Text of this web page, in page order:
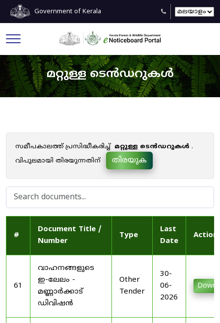
Government of Kerala
മറ്റുള്ള ടെൻഡറുകൾ
സമീപകാലത്ത് പ്രസിദ്ധീകരിച്ച് മറ്റുള്ള ടെൻഡറുകൾ .
വിപുലമായി തിരയുന്നതിന്
തിരയുക
#
Document Title /
Number
Type
Last
Date
61
വാഹനങ്ങളുടെ
ഇ-ലേലം -
മണ്ണാർക്കാട്
ഡിവിഷൻ
Other
Tender
30-
06-
2026